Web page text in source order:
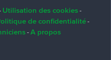
Utilisation des cookies -
de confidentialité-
- A propos